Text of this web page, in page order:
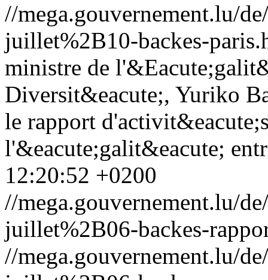
//mega.gouvernement.lu/
juillet%2B10-backes-
ministre de
Diversit&eacute;, Yuriko
le rapport
l'&eacute;galit&eacute;
12:20:52 +0200
//mega.gouvernement.lu/
juillet%2B06-backes-
//mega.gouvernement.lu/